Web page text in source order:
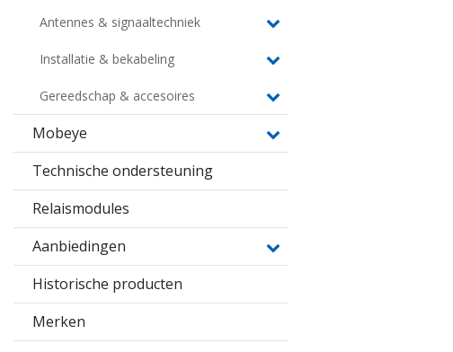
Antennes & signaaltechniek
Installatie & bekabeling
Gereedschap & accesoires
Mobeye
Technische ondersteuning
Relaismodules
Aanbiedingen
Historische producten
Merken